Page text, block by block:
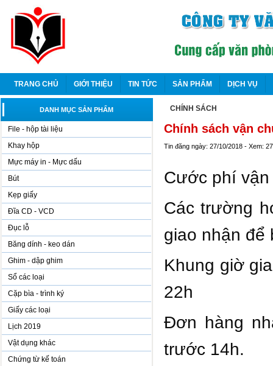
TRANG CHỦ GIỚI THIỆU TIN TỨC SẢN PHẨM DỊCH VỤ
DANH MỤC SẢN PHẨM
File - hộp tài liệu
Khay hộp
Mực máy in - Mực dấu
Bút
Kẹp giấy
Đĩa CD - VCD
Đục lỗ
Băng dính - keo dán
Ghim - dập ghim
Sổ các loại
Cặp bìa - trình ký
Giấy các loại
Lịch 2019
Vật dụng khác
Chứng từ kế toán
CHÍNH SÁCH
Chính sách vận
Tin đăng ngày: 27/10/2018 - Xem:
Cước phí vận
Các trường
giao nhận để
Khung giờ
22h
Đơn hàng
trước 14h.